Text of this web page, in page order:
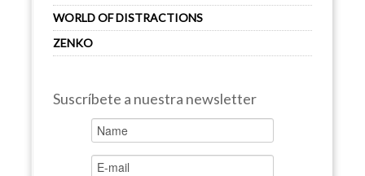
WORLD OF DISTRACTIONS
ZENKO
Suscríbete a nuestra newsletter